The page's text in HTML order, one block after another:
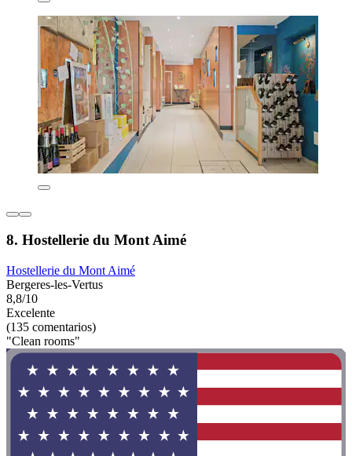
8. Hostellerie du Mont Aimé
Hostellerie du Mont Aimé
Bergeres-les-Vertus
8,8/10
Excelente
(135 comentarios)
"Clean rooms"